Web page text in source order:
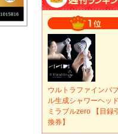
ウルトラファインバ
ル生成シャワーヘッド
ミラブルzero 【目録引
換券】